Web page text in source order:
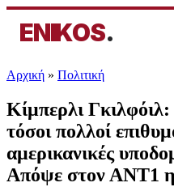
ENIKOS.
Αρχική » Πολιτική
Κίμπερλι
τόσοι πολλοί
αμερικανικές
Απόψε στον ΑΝΤ1